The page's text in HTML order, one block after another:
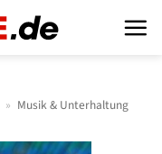
» Musik & Unterhaltung